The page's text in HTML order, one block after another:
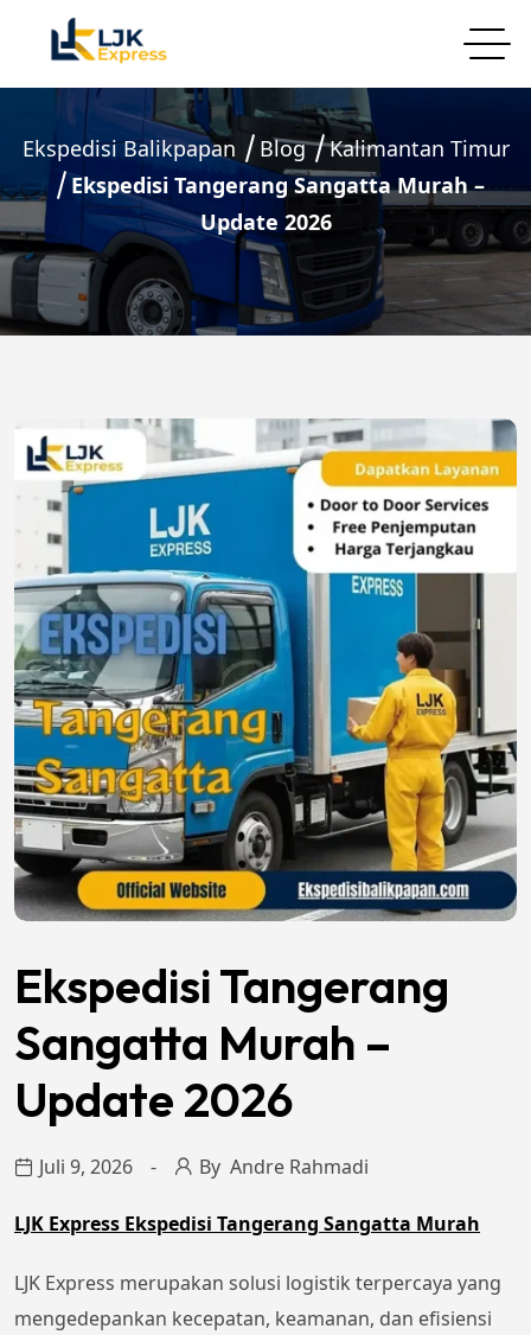
Ekspedisi Balikpapan Blog
Kalimantan Timur
Ekspedisi Tangerang Sangatta Murah –
Update 2026
Ekspedisi Tangerang
Sangatta Murah –
Update 2026
Juli 9, 2026 By Andre Rahmadi
LJK Express Ekspedisi Tangerang Sangatta Murah
LJK Express merupakan solusi logistik terpercaya yang
mengedepankan kecepatan, keamanan, dan efisiensi